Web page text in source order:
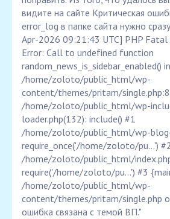
видите на сайте Критическая
error_log в папке сайта нужно
Apr-2026 09:21:43 UTC] PHP Fatal
Error: Call to undefined function
random_news_is_sidebar_enabled() in
/home/zoloto/public_html/wp-
content/themes/pritam/
/home/zoloto/public_html/wp-
loader.php(132): include() #1
/home/zoloto/public_html/wp-blog-
require_once('/home/zoloto/pu...') #2
/home/zoloto/public_html/
require('/home/zoloto/pu...') #3
/home/zoloto/public_html/wp-
content/themes/pritam/single.php
ошибка связана с темой ВП."